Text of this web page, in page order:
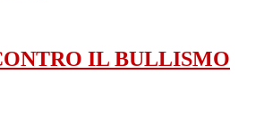
IL BULLISMO